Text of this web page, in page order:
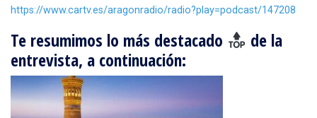
https://www.cartv.es/aragonradio/radio?play=podcast/147208
Te resumimos lo más destacado
de la
entrevista, a continuación: